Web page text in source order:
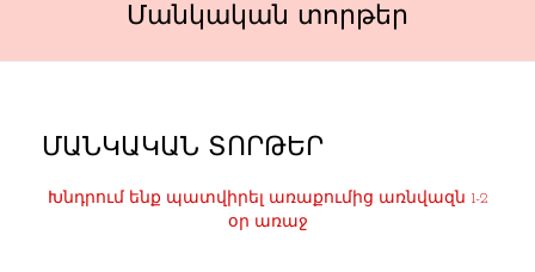
Մանկական տորթեր
ՄԱՆԿԱԿԱՆ ՏՈՐԹԵՐ
Խնդրում ենք պատվիրել առաքումից առնվազն 1-2
օր առաջ